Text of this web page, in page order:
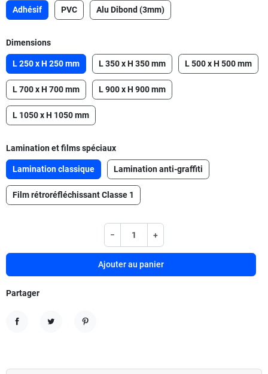
Adhésif PVC Alu Dibond (3mm)
Dimensions
L 250 x H 250 mm L 350 x H 350 mm L 500 x H 500 mm
L 700 x H 700 mm L 900 x H 900 mm
L 1050 x H 1050 mm
Lamination et films spéciaux
Lamination classique Lamination anti-graffiti
Film rétroréfléchissant Classe 1
− +
Ajouter au panier
Partager